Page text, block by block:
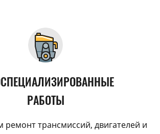
РАБОТЫ
ремонт трансмиссий, двигателей и